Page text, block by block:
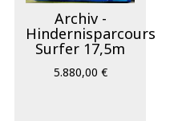
Archiv -
Hindernisparcours
Surfer 17,5m
5.880,00 €